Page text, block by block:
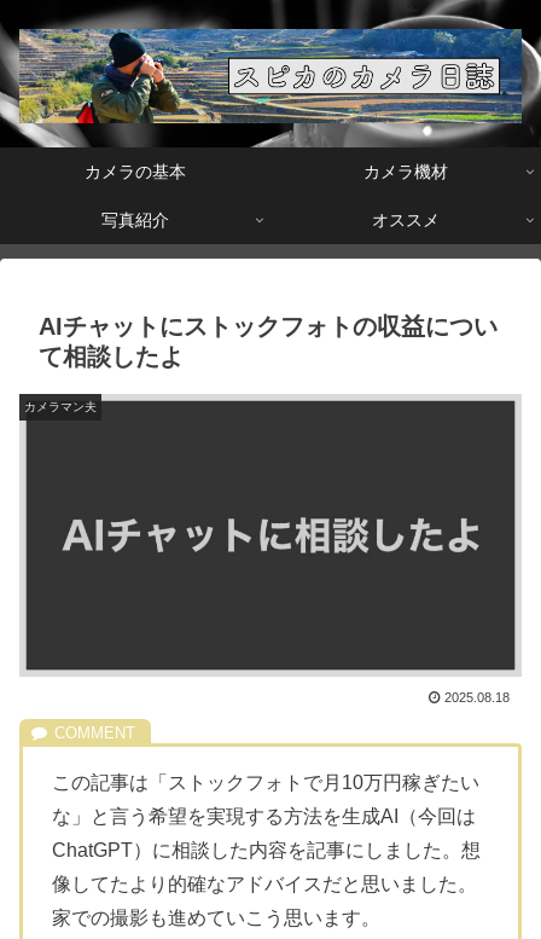
カメラの基本 カメラ機材
写真紹介 オススメ
AIチャットにストックフォトの収益につい
て相談したよ
カメラマン夫
2025.08.18
この記事は「ストックフォトで月10万円稼ぎたい
な」と言う希望を実現する方法を生成AI（今回は
ChatGPT）に相談した内容を記事にしました。想
像してたより的確なアドバイスだと思いました。
家での撮影も進めていこう思います。